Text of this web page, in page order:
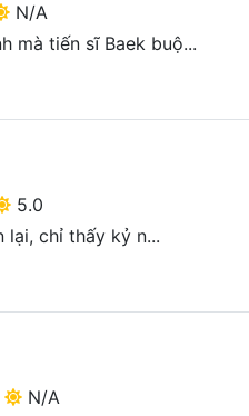
N/A
mà tiến sĩ Baek buộ...
5.0
lại, chỉ thấy kỷ n...
N/A